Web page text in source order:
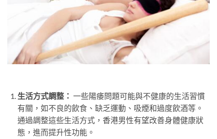
生活方式調整： 一些陽痿問題可能與不健康的生活習慣
有關，如不良的飲食、缺乏運動、吸煙和過度飲酒等。
通過調整這些生活方式，香港男性有望改善身體健康狀
態，進而提升性功能。